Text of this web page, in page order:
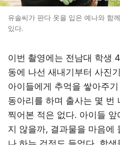
유솔씨가 판다 옷을 입은 예나와 함
있다.
이번 촬영에는 전남대 학생
동에 나선 새내기부터 사진
아이들에게 추억을 쌓아주
동아리를 하며 출사는 몇 번
찍어본 적은 없다. 아이들
지 않을까, 결과물을 마음에